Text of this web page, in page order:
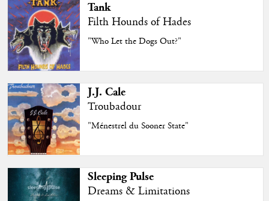
Tank
Filth Hounds of Hades
"Who Let the Dogs Out?"
J.J. Cale
Troubadour
"Ménestrel du Sooner State"
Sleeping Pulse
Dreams & Limitations